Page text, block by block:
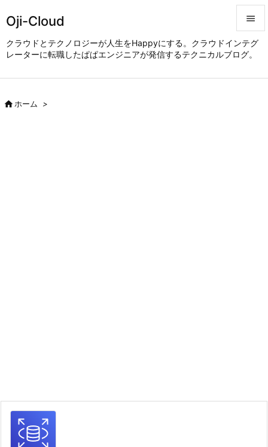
Oji-Cloud
クラウドとテクノロジーが人生をHappyにする。クラウドインテグ
レーターに転職したぱぱエンジニアが発信するテクニカルブログ。


メニュ
ホーム >